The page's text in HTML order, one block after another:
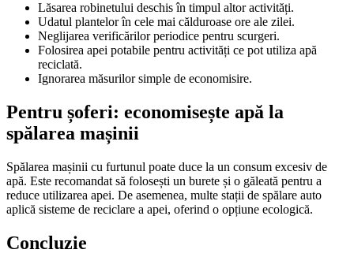
Lăsarea robinetului deschis în timpul altor activități.
Udatul plantelor în cele mai călduroase ore ale zilei.
Neglijarea verificărilor periodice pentru scurgeri.
Folosirea apei potabile pentru activități ce pot utiliza apă
reciclată.
Ignorarea măsurilor simple de economisire.
Pentru șoferi: economisește apă la
spălarea mașinii
Spălarea mașinii cu furtunul poate duce la un consum excesiv de
apă. Este recomandat să folosești un burete și o găleată pentru a
reduce utilizarea apei. De asemenea, multe stații de spălare auto
aplică sisteme de reciclare a apei, oferind o opțiune ecologică.
Concluzie